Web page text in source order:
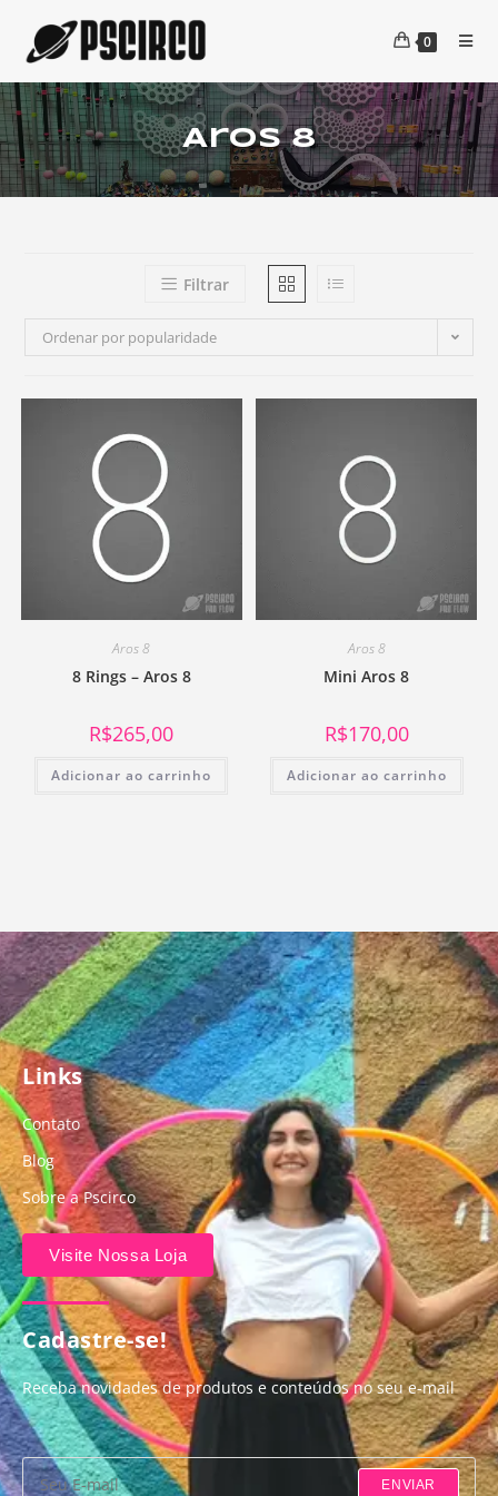
0
Aros 8
Filtrar
Ordenar por popularidade
Aros 8
8 Rings – Aros 8
R$265,00
Adicionar ao carrinho
Aros 8
Mini Aros 8
R$170,00
Adicionar ao carrinho
Links
Contato
Blog
Sobre a Pscirco
Visite Nossa Loja
Cadastre-se!
Receba novidades de produtos e conteúdos no seu e-mail
ENVIAR